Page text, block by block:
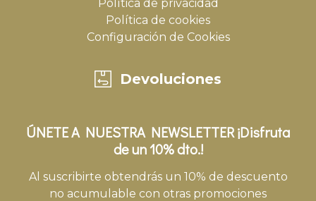
Política de privacidad
Política de cookies
Configuración de Cookies
Devoluciones
ÚNETE A NUESTRA NEWSLETTER ¡Disfruta
de un 10% dto.!
Al suscribirte obtendrás un 10% de descuento
no acumulable con otras promociones